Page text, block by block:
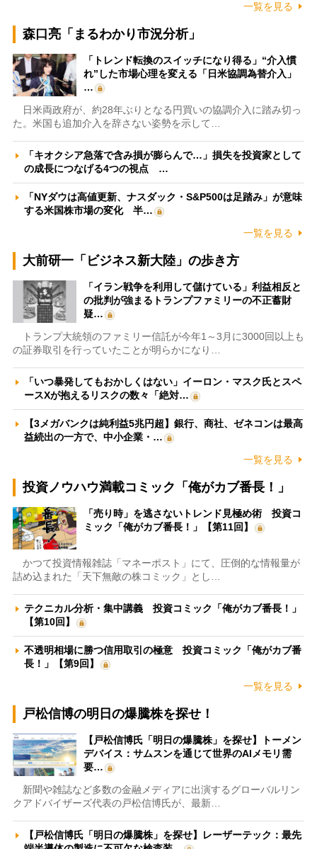
一覧を見る
森口亮「まるわかり市況分析」
「トレンド転換のスイッチになり得る」“介入慣
れ”した市場心理を変える「日米協調為替介入」
…
日米両政府が、約28年ぶりとなる円買いの協調介入に踏み切っ
た。米国も追加介入を辞さない姿勢を示して…
「キオクシア急落で含み損が膨らんで…」損失を投資家として
の成長につなげる4つの視点 …
「NYダウは高値更新、ナスダック・S&P500は足踏み」が意味
する米国株市場の変化 半…
一覧を見る
大前研一「ビジネス新大陸」の歩き方
「イラン戦争を利用して儲けている」利益相反と
の批判が強まるトランプファミリーの不正蓄財
疑…
トランプ大統領のファミリー信託が今年1～3月に3000回以上も
の証券取引を行っていたことが明らかになり…
「いつ暴発してもおかしくはない」イーロン・マスク氏とスペ
ースXが抱えるリスクの数々「絶対…
【3メガバンクは純利益5兆円超】銀行、商社、ゼネコンは最高
益続出の一方で、中小企業・…
一覧を見る
投資ノウハウ満載コミック「俺がカブ番長！」
「売り時」を逃さないトレンド見極め術 投資コ
ミック「俺がカブ番長！」【第11回】
かつて投資情報雑誌「マネーポスト」にて、圧倒的な情報量が
詰め込まれた「天下無敵の株コミック」とし…
テクニカル分析・集中講義 投資コミック「俺がカブ番長！」
【第10回】
不透明相場に勝つ信用取引の極意 投資コミック「俺がカブ番
長！」【第9回】
一覧を見る
戸松信博の明日の爆騰株を探せ！
【戸松信博氏「明日の爆騰株」を探せ】トーメン
デバイス：サムスンを通じて世界のAIメモリ需
要…
新聞や雑誌など多数の金融メディアに出演するグローバルリン
クアドバイザーズ代表の戸松信博氏が、最新…
【戸松信博氏「明日の爆騰株」を探せ】レーザーテック：最先